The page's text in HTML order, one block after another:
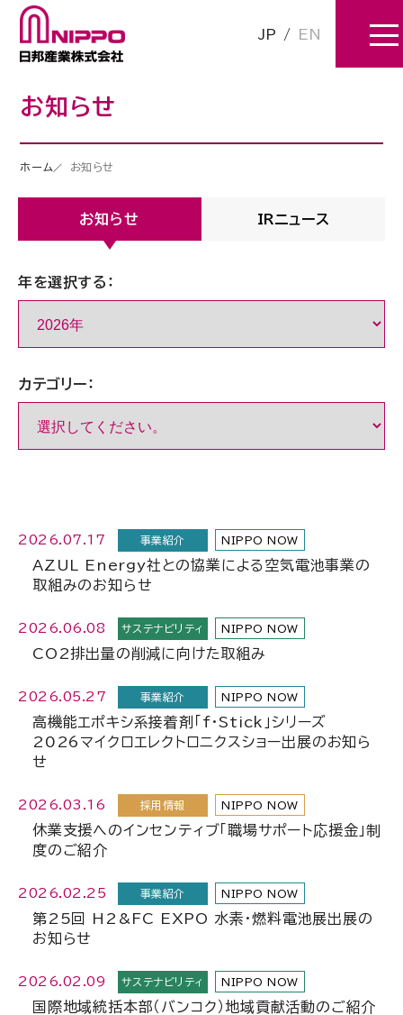
JP / EN
お知らせ
ホーム お知らせ
お知らせ IRニュース
年を選択する：
カテゴリー：
2026.07.17 事業紹介 NIPPO NOW
AZUL Energy社との協業による空気電池事業の
取組みのお知らせ
2026.06.08 サステナビリティ NIPPO NOW
CO2排出量の削減に向けた取組み
2026.05.27 事業紹介 NIPPO NOW
高機能エポキシ系接着剤「f・Stick」シリーズ
2026マイクロエレクトロニクスショー出展のお知ら
せ
2026.03.16 採用情報 NIPPO NOW
休業支援へのインセンティブ「職場サポート応援金」制
度のご紹介
2026.02.25 事業紹介 NIPPO NOW
第25回 H2&FC EXPO 水素・燃料電池展出展の
お知らせ
2026.02.09 サステナビリティ NIPPO NOW
国際地域統括本部（バンコク）地域貢献活動のご紹介